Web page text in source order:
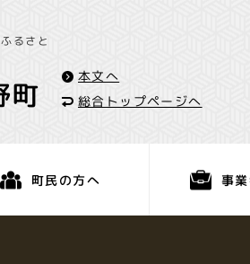
るさと
本文へ
総合トップページへ
町民の方へ 事